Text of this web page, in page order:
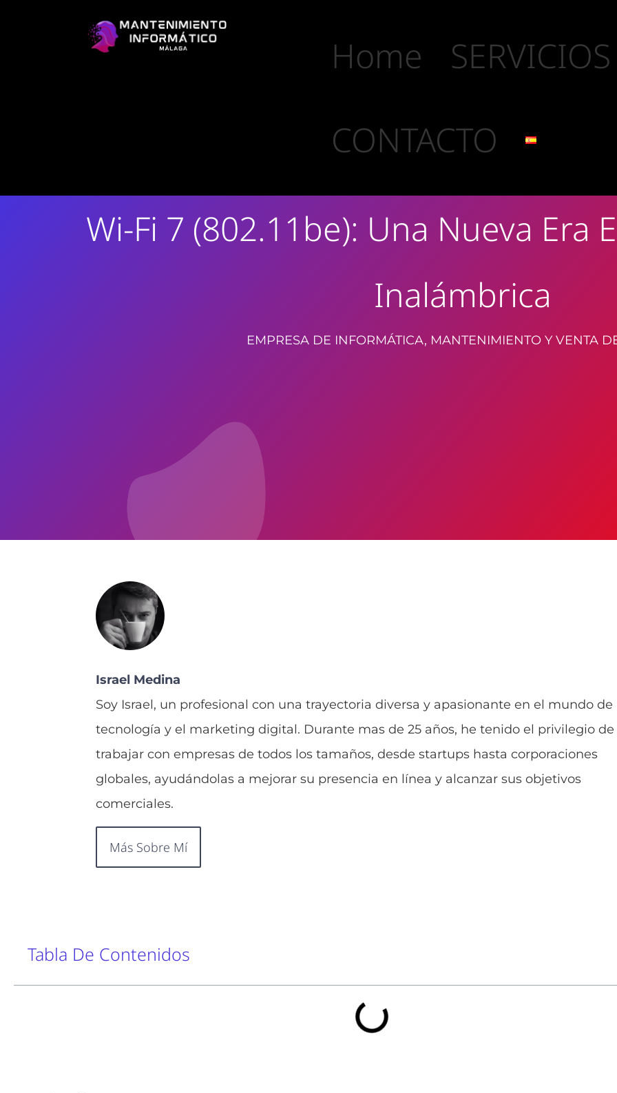
Home
SERVICIOS
CONTACTO
Wi-Fi 7 (802.11be): Una Nueva Era
Inalámbrica
EMPRESA DE INFORMÁTICA, MANTENIMIENTO Y VENTA
Israel Medina
Soy Israel, un profesional con una trayectoria diversa y apasionante en el mundo de
tecnología y el marketing digital. Durante mas de 25 años, he tenido el privilegio de
trabajar con empresas de todos los tamaños, desde startups hasta corporaciones
globales, ayudándolas a mejorar su presencia en línea y alcanzar sus objetivos
comerciales.
Más Sobre Mí
Tabla De Contenidos